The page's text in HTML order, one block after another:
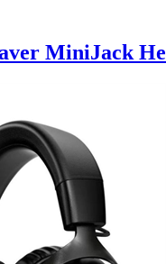
MiniJack